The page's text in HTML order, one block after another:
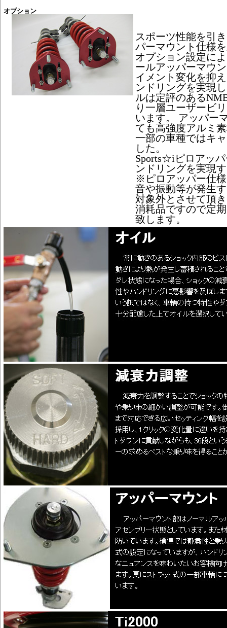
オプション
スポーツ性能を引
パーマウント仕様
オプション設定に
ールアッパーマウ
イメント変化を抑
ンドリングを実現
ルは定評のある
り一層ユーザービ
います。 アッパー
ても高強度アルミ
一部の車種ではキ
した。
Sports☆iピロアッ
ンドリングを実現
※ピロアッパー仕
音や振動等が発生
対象外とさせて頂
消耗品ですので定
致します。